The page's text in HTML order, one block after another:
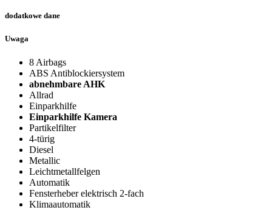
dodatkowe dane
Uwaga
8 Airbags
ABS Antiblockiersystem
abnehmbare AHK
Allrad
Einparkhilfe
Einparkhilfe Kamera
Partikelfilter
4-türig
Diesel
Metallic
Leichtmetallfelgen
Automatik
Fensterheber elektrisch 2-fach
Klimaautomatik